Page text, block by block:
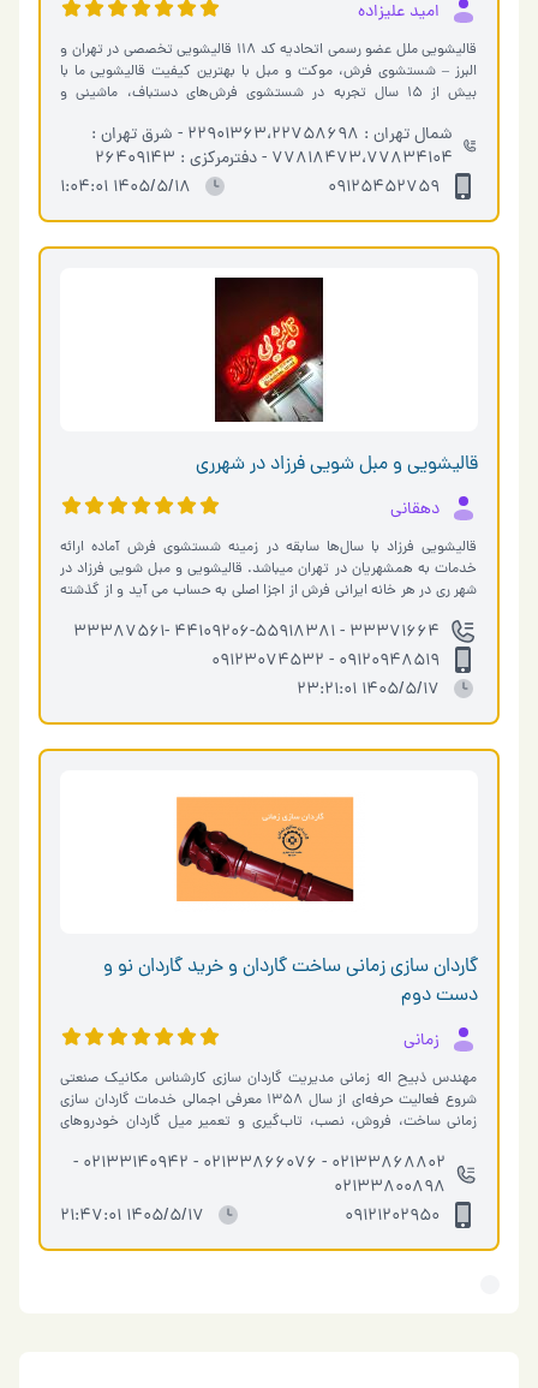
امید علیزاده
قالیشویی ملل عضو رسمی اتحادیه کد 118 قالیشویی تخصصی در تهران و
البرز – شستشوی فرش، موکت و مبل با بهترین کیفیت قالیشویی ما با
بیش از ۱۵ سال تجربه در شستشوی فرش‌های دستباف، ماشینی و
شمال تهران : 22901363،22758698 - شرق تهران :
77818473،77834104 - دفترمرکزی : 26409143
09125452759
1405/5/18 1:04:01
قالیشویی و مبل شویی فرزاد در شهرری
دهقانی
قالیشویی فرزاد با سال‌ها سابقه در زمینه شستشوی فرش آماده ارائه
خدمات به همشهریان در تهران میباشد. قالیشویی و مبل شویی فرزاد در
شهر ری در هر خانه ایرانی فرش از اجزا اصلی به حساب می آید و از گذشته
33371664 - 44109206-55918381 -33387561
09120948519 - 09123074532
1405/5/17 23:21:01
گاردان سازی زمانی ساخت گاردان و خرید گاردان نو و
دست دوم
زمانی
مهندس ذبیح اله زمانی مدیریت گاردان سازی کارشناس مکانیک صنعتی
شروع فعالیت حرفه‌ای از سال 1358 معرفی اجمالی خدمات گاردان سازی
زمانی ساخت، فروش، نصب، تاب‌گیری و تعمیر میل گاردان خودروهای
02133868802 - 02133866076 - 02133140942 -
02133800898
09121202950
1405/5/17 21:47:01